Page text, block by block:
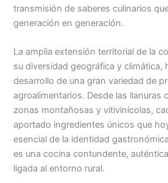
transmisión de saberes culinarios
generación en generación.
La amplia extensión territorial de la
su diversidad geográfica y climática,
desarrollo de una gran variedad de
agroalimentarios. Desde las llanuras
zonas montañosas y vitivinícolas,
aportado ingredientes únicos que
esencial de la identidad
es una cocina contundente,
ligada al entorno rural.